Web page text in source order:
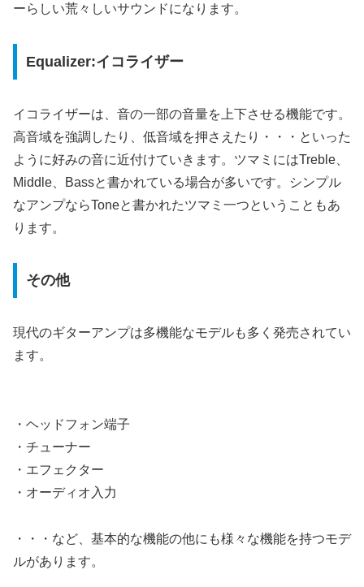
ーらしい荒々しいサウンドになります。
Equalizer:イコライザー
イコライザーは、音の一部の音量を上下させる機能です。
高音域を強調したり、低音域を押さえたり・・・といった
ように好みの音に近付けていきます。ツマミにはTreble、
Middle、Bassと書かれている場合が多いです。シンプル
なアンプならToneと書かれたツマミ一つということもあ
ります。
その他
現代のギターアンプは多機能なモデルも多く発売されてい
ます。
・ヘッドフォン端子
・チューナー
・エフェクター
・オーディオ入力
・・・など、基本的な機能の他にも様々な機能を持つモデ
ルがあります。